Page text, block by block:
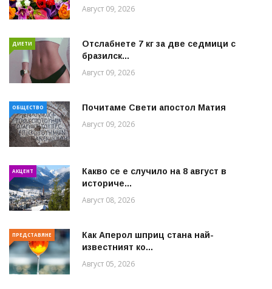
Август 09, 2026
ДИЕТИ
Отслабнете 7 кг за две седмици с
бразилск...
Август 09, 2026
ОБЩЕСТВО Почитаме Свети апостол Матия
Август 09, 2026
АКЦЕНТ
Какво се е случило на 8 август в
историче...
Август 08, 2026
ПРЕДСТАВЯНЕ
Как Аперол шприц стана най-
известният ко...
Август 05, 2026